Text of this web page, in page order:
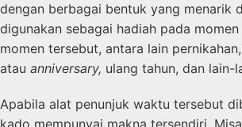
dengan berbagai bentuk yang menarik
digunakan sebagai hadiah pada
momen tersebut, antara lain
atau anniversary, ulang tahun, dan lain-
Apabila alat penunjuk waktu tersebut